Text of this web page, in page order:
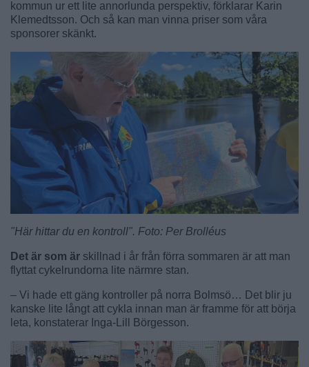
kommun ur ett lite annorlunda perspektiv, förklarar Karin
Klemedtsson. Och så kan man vinna priser som våra
sponsorer skänkt.
"Här hittar du en kontroll". Foto: Per Brolléus
Det är som är skillnad i år från förra sommaren är att man
flyttat cykelrundorna lite närmre stan.
– Vi hade ett gäng kontroller på norra Bolmsö… Det blir ju
kanske lite långt att cykla innan man är framme för att börja
leta, konstaterar Inga-Lill Börgesson.